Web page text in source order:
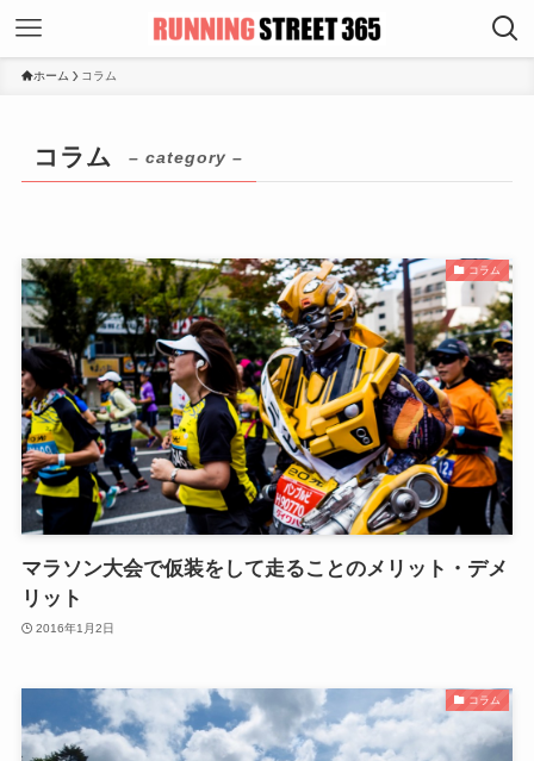
ホーム コラム
コラム – category –
コラム
マラソン大会で仮装をして走ることのメリット・デメ
リット
2016年1月2日
コラム